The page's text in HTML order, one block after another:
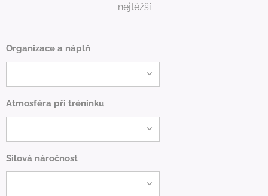
nejtěžší
Organizace a náplň
Atmosféra při tréninku
Silová náročnost